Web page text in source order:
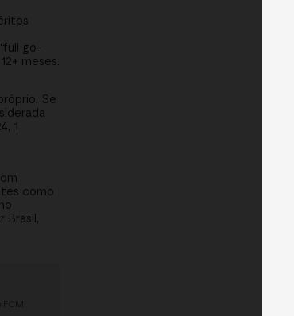
go-
meses.
Se
1
como
Brasil,